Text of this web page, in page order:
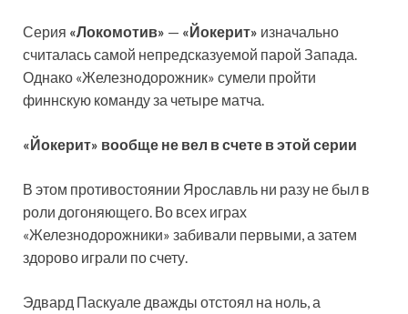
Серия «Локомотив» — «Йокерит» изначально
считалась самой непредсказуемой парой Запада.
Однако «Железнодорожник» сумели пройти
финнскую команду за четыре матча.
«Йокерит» вообще не вел в счете в этой серии
В этом противостоянии Ярославль ни разу не был в
роли догоняющего. Во всех играх
«Железнодорожники» забивали первыми, а затем
здорово играли по счету.
Эдвард Паскуале дважды отстоял на ноль, а